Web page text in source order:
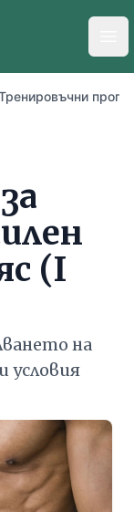
(I
на
условия